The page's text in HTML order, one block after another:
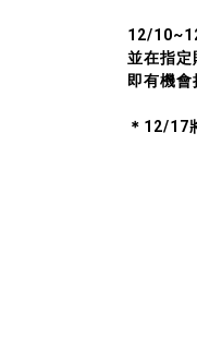
12/
並在指定
即有機會
＊12/17